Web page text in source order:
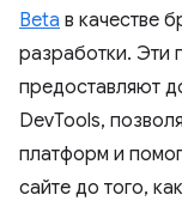
Beta в качестве
разработки. Эти
предоставляют
DevTools,
платформ и
сайте до того,